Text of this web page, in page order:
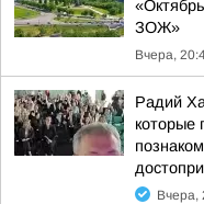
ЗОЖ»
Вчера,
Радий
которые
Вчера,